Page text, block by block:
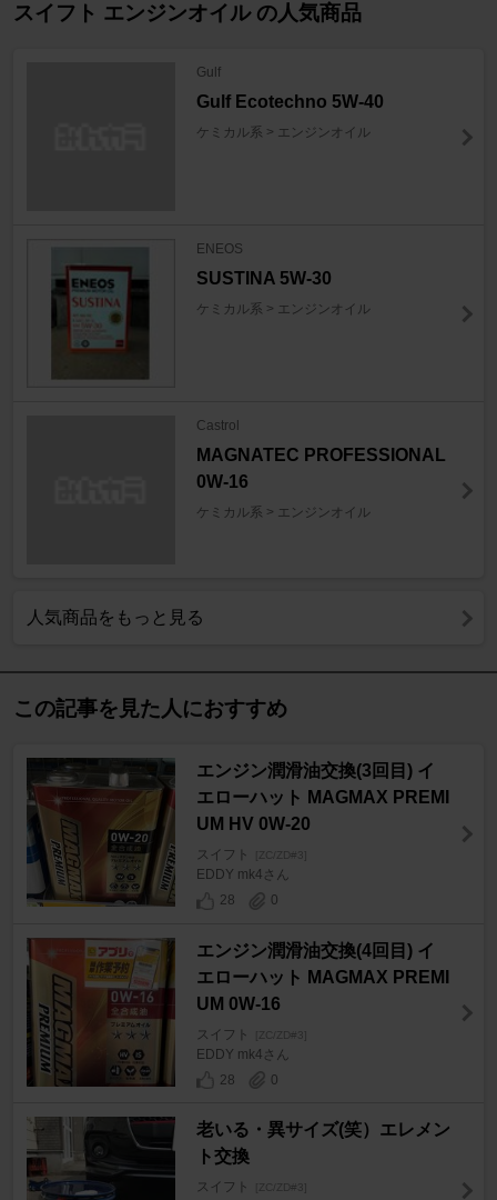
スイフト エンジンオイル の人気商品
Gulf
Gulf Ecotechno 5W-40
ケミカル系 > エンジンオイル
ENEOS
SUSTINA 5W-30
ケミカル系 > エンジンオイル
Castrol
MAGNATEC PROFESSIONAL
0W-16
ケミカル系 > エンジンオイル
人気商品をもっと見る
この記事を見た人におすすめ
エンジン潤滑油交換(3回目) イ
エローハット MAGMAX PREMI
UM HV 0W-20
スイフト [ZC/ZD#3]
EDDY mk4さん
28
0
エンジン潤滑油交換(4回目) イ
エローハット MAGMAX PREMI
UM 0W-16
スイフト [ZC/ZD#3]
EDDY mk4さん
28
0
老いる・異サイズ(笑）エレメン
ト交換
スイフト [ZC/ZD#3]